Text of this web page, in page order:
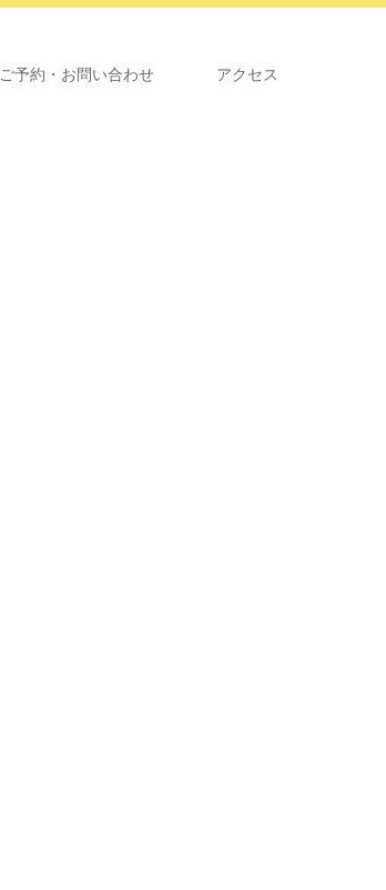
ご予約・お問い合わせ アクセス